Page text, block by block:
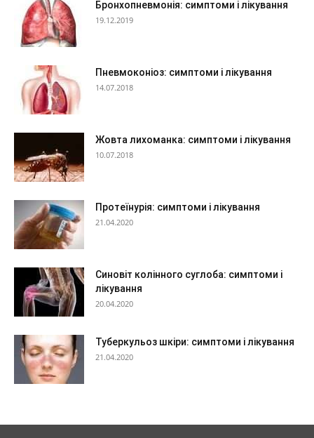
Бронхопневмонія: симптоми і лікування
19.12.2019
Пневмоконіоз: симптоми і лікування
14.07.2018
Жовта лихоманка: симптоми і лікування
10.07.2018
Протеїнурія: симптоми і лікування
21.04.2020
Синовіт колінного суглоба: симптоми і
лікування
20.04.2020
Туберкульоз шкіри: симптоми і лікування
21.04.2020